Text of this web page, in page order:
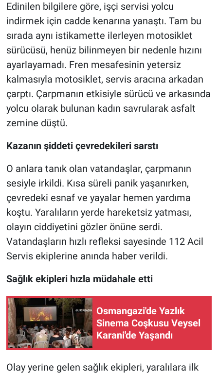
Edinilen bilgilere göre, işçi servisi yolcu
indirmek için cadde kenarına yanaştı. Tam bu
sırada aynı istikamette ilerleyen motosiklet
sürücüsü, henüz bilinmeyen bir nedenle hızını
ayarlayamadı. Fren mesafesinin yetersiz
kalmasıyla motosiklet, servis aracına arkadan
çarptı. Çarpmanın etkisiyle sürücü ve arkasında
yolcu olarak bulunan kadın savrularak asfalt
zemine düştü.
Kazanın şiddeti çevredekileri sarstı
O anlara tanık olan vatandaşlar, çarpmanın
sesiyle irkildi. Kısa süreli panik yaşanırken,
çevredeki esnaf ve yayalar hemen yardıma
koştu. Yaralıların yerde hareketsiz yatması,
olayın ciddiyetini gözler önüne serdi.
Vatandaşların hızlı refleksi sayesinde 112 Acil
Servis ekiplerine anında haber verildi.
Sağlık ekipleri hızla müdahale etti
Osmangazi'de Yazlık
Sinema Coşkusu Veysel
Karani'de Yaşandı
Olay yerine gelen sağlık ekipleri, yaralılara ilk